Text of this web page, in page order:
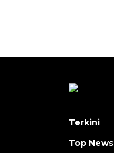
Terkini
Top News